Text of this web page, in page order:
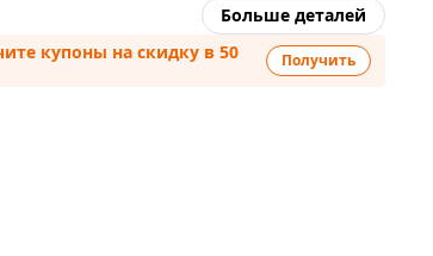
Больше деталей
купоны на скидку в 50
Получить